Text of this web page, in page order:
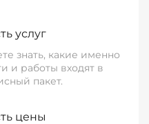
услуг
знать, какие именно
и работы входят в
пакет.
цены